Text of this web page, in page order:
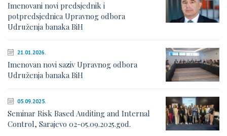
Imenovani novi predsjednik i
potpredsjednica Upravnog odbora
Udruženja banaka BiH
21.01.2026.
Imenovan novi saziv Upravnog odbora
Udruženja banaka BiH
05.09.2025.
Seminar Risk Based Auditing and Internal
Control, Sarajevo 02-05.09.2025.god.